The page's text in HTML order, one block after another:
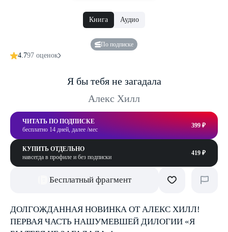
Книга Аудио
По подписке
4.797 оценок
Я бы тебя не загадала
Алекс Хилл
ЧИТАТЬ ПО ПОДПИСКЕ
бесплатно 14 дней, далее /мес
399 ₽
КУПИТЬ ОТДЕЛЬНО
навсегда в профиле и без подписки
419 ₽
Бесплатный фрагмент
ДОЛГОЖДАННАЯ НОВИНКА ОТ АЛЕКС ХИЛЛ!
ПЕРВАЯ ЧАСТЬ НАШУМЕВШЕЙ ДИЛОГИИ «Я